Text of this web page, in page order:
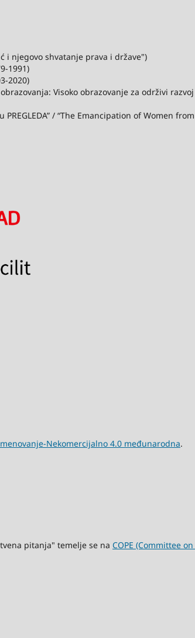
i njegovo shvatanje prava i države")
1991)
2020)
obrazovanja: Visoko obrazovanje za održivi
/ “The Emancipation of Women
Nekomercijalno 4.0 međunarodna.
pitanja" temelje se na COPE (Committee